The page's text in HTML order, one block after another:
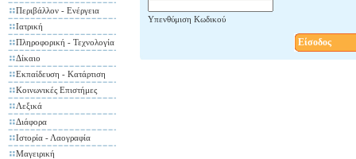
Περιβάλλον - Ενέργεια
Ιατρική
Πληροφορική - Τεχνολογία
Δίκαιο
Εκπαίδευση - Κατάρτιση
Κοινωνικές Επιστήμες
Λεξικά
Διάφορα
Ιστορία - Λαογραφία
Μαγειρική
Υπενθύμιση Κωδικού
Είσοδος